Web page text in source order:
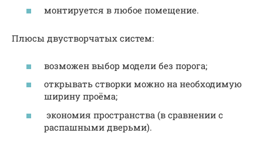
монтируется в любое помещение.
Плюсы двустворчатых систем:
возможен выбор модели без порога;
открывать створки можно на необходимую
ширину проёма;
экономия пространства (в сравнении с
распашными дверьми).